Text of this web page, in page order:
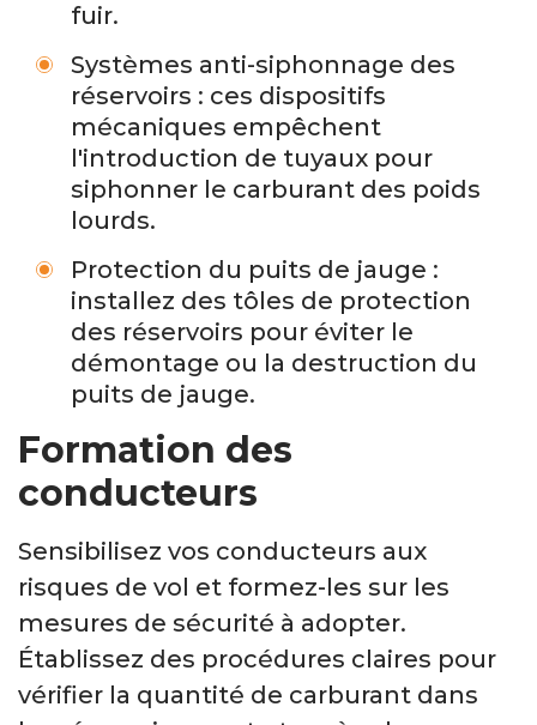
fuir.
Systèmes anti-siphonnage des
réservoirs : ces dispositifs
mécaniques empêchent
l'introduction de tuyaux pour
siphonner le carburant des poids
lourds.
Protection du puits de jauge :
installez des tôles de protection
des réservoirs pour éviter le
démontage ou la destruction du
puits de jauge.
Formation des
conducteurs
Sensibilisez vos conducteurs aux
risques de vol et formez-les sur les
mesures de sécurité à adopter.
Établissez des procédures claires pour
vérifier la quantité de carburant dans